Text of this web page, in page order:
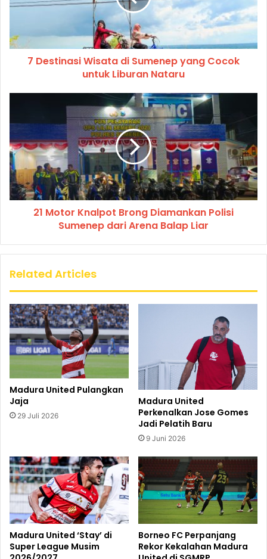
7 Destinasi Wisata di Sumenep yang Cocok
untuk Liburan Nataru
21 Motor Knalpot Brong Diamankan Polisi
Sumenep dari Arena Balap Liar
Related Articles
Madura United Pulangkan
Jaja
29 Juli 2026
Madura United
Perkenalkan Jose Gomes
Jadi Pelatih Baru
9 Juni 2026
Madura United ‘Stay’ di
Super League Musim
Borneo FC Perpanjang
Rekor Kekalahan Madura